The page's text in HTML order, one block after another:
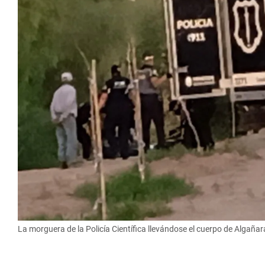
La morguera de la Policía Científica llevándose el cuerpo de